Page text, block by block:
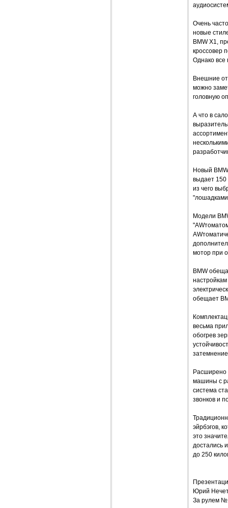
Очень
новые
BMW X1,
кроссовер
Однако все
Внешние
можно
головную
А что в
Новый
выдает
из чего
Модели
мотор при
BMW
обещает
весьма
обогрев
Расширено
машины с
система
звонков и
эйрбэгов,
это
достались
до 250
Юрий
За рулем